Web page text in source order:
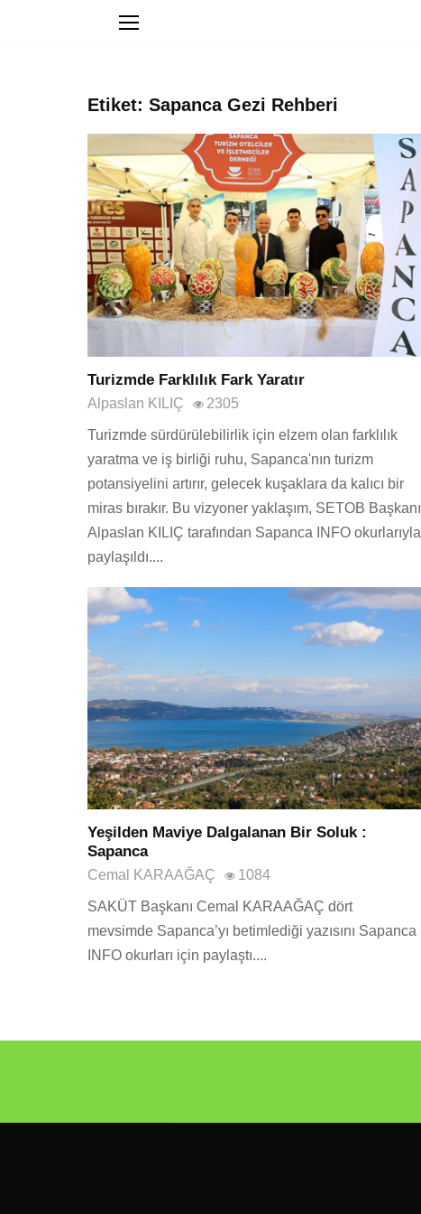
Etiket: Sapanca Gezi Rehberi
Turizmde Farklılık Fark Yaratır
Alpaslan KILIÇ 2305
Turizmde sürdürülebilirlik için elzem olan farklılık
yaratma ve iş birliği ruhu, Sapanca'nın turizm
potansiyelini artırır, gelecek kuşaklara da kalıcı bir
miras bırakır. Bu vizyoner yaklaşım, SETOB Başkanı
Alpaslan KILIÇ tarafından Sapanca INFO okurlarıyla
paylaşıldı....
Yeşilden Maviye Dalgalanan Bir Soluk :
Sapanca
Cemal KARAAĞAÇ 1084
SAKÜT Başkanı Cemal KARAAĞAÇ dört
mevsimde Sapanca’yı betimlediği yazısını Sapanca
INFO okurları için paylaştı....